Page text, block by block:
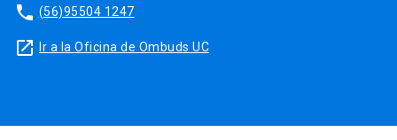
phone (56)95504 1247
launch Ir a la Oficina de Ombuds UC